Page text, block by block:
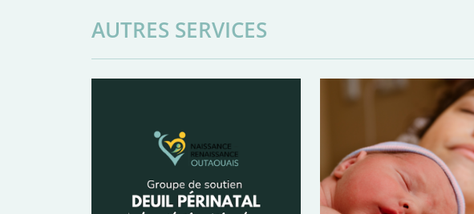
AUTRES SERVICES